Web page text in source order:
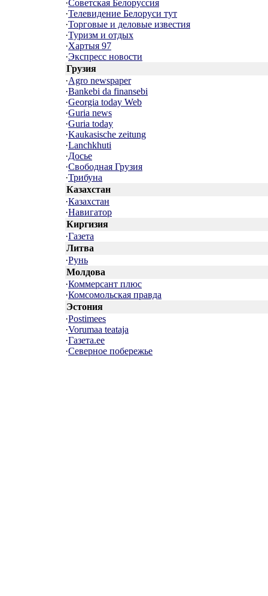
·Советская Белоруссия
·Телевидение Белоруси тут
·Торговые и деловые известия
·Туризм и отдых
·Хартыя 97
·Экспресс новости
Грузия
·Agro newspaper
·Bankebi da finansebi
·Georgia today Web
·Guria news
·Guria today
·Kaukasische zeitung
·Lanchkhuti
·Досье
·Свободная Грузия
·Трибуна
Казахстан
·Казахстан
·Навигатор
Киргизия
·Газета
Литва
·Рунь
Молдова
·Коммерсант плюс
·Комсомольская правда
Эстония
·Postimees
·Vorumaa teataja
·Газета.ее
·Северное побережье